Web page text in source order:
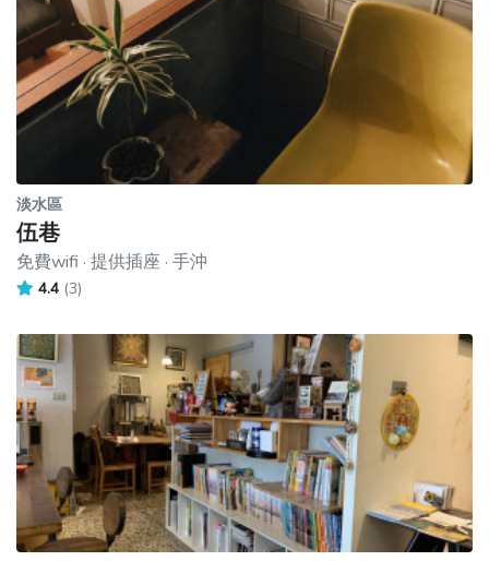
淡水區
伍巷
免費wifi · 提供插座 · 手沖
4.4 (3)